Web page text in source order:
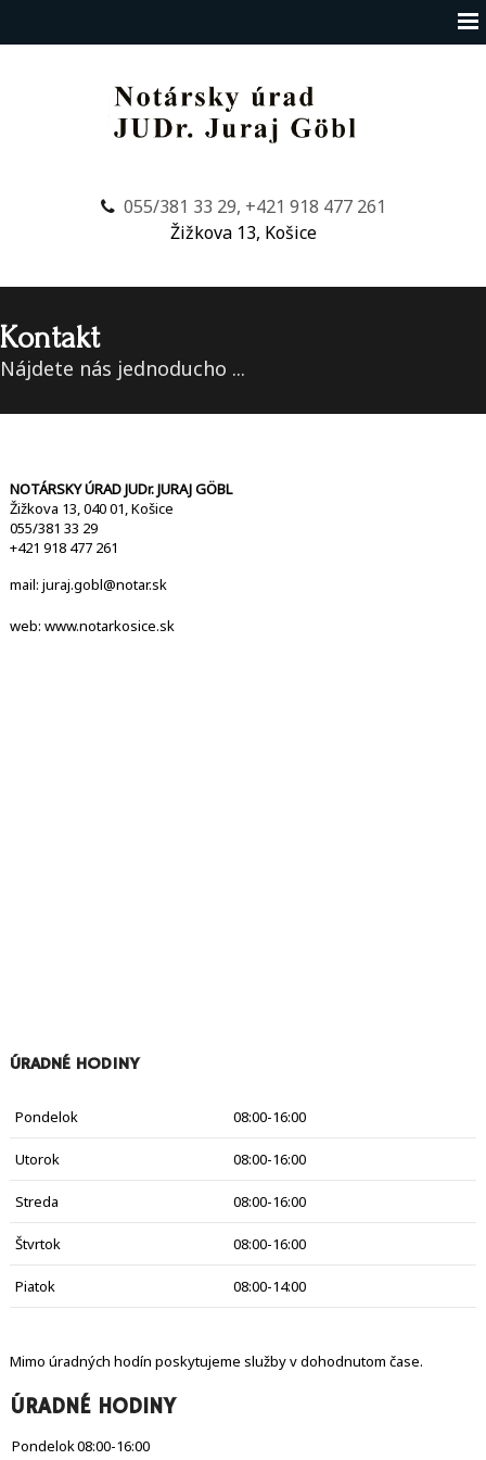
055/381 33 29, +421 918 477 261
Žižkova 13, Košice
Kontakt
Nájdete nás jednoducho ...
NOTÁRSKY ÚRAD JUDr. JURAJ GÖBL
Žižkova 13, 040 01, Košice
055/381 33 29
+421 918 477 261
mail: juraj.gobl@notar.sk
web: www.notarkosice.sk
ÚRADNÉ HODINY
Pondelok 08:00-16:00
Utorok 08:00-16:00
Streda 08:00-16:00
Štvrtok 08:00-16:00
Piatok 08:00-14:00
Mimo úradných hodín poskytujeme služby v dohodnutom čase.
ÚRADNÉ HODINY
Pondelok08:00-16:00